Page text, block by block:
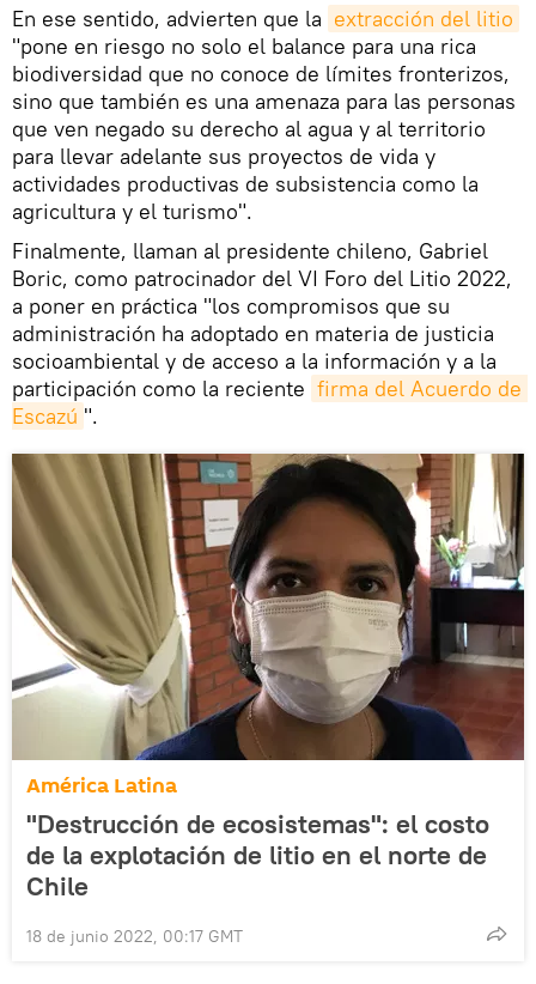
En ese sentido, advierten que la extracción del litio
"pone en riesgo no solo el balance para una rica
biodiversidad que no conoce de límites fronterizos,
sino que también es una amenaza para las personas
que ven negado su derecho al agua y al territorio
para llevar adelante sus proyectos de vida y
actividades productivas de subsistencia como la
agricultura y el turismo".
Finalmente, llaman al presidente chileno, Gabriel
Boric, como patrocinador del VI Foro del Litio 2022,
a poner en práctica "los compromisos que su
administración ha adoptado en materia de justicia
socioambiental y de acceso a la información y a la
participación como la reciente firma del Acuerdo de
Escazú ".
América Latina
"Destrucción de ecosistemas": el costo
de la explotación de litio en el norte de
Chile
18 de junio 2022, 00:17 GMT